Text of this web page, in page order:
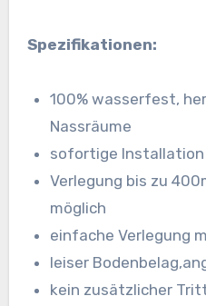
Spezifikationen:
100% wasserfest,
Nassräume
sofortige Installation
Verlegung bis zu
möglich
einfache Verlegung
leiser
kein zusätzlicher